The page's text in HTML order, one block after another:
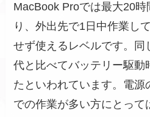
MacBook Proでは最大20
り、外出先で1日中作業し
せず使えるレベルです。同
代と比べてバッテリー駆
たといわれています。電源
での作業が多い方にとって